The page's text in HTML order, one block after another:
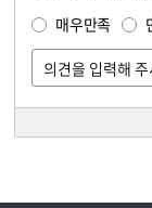
매우만족